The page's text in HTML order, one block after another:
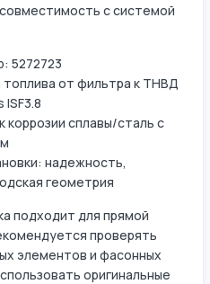
с системой
5272723
от фильтра к ТНВД
коррозии сплавы/сталь с
надежность,
геометрия
подходит для прямой
проверять
элементов и фасонных
оригинальные